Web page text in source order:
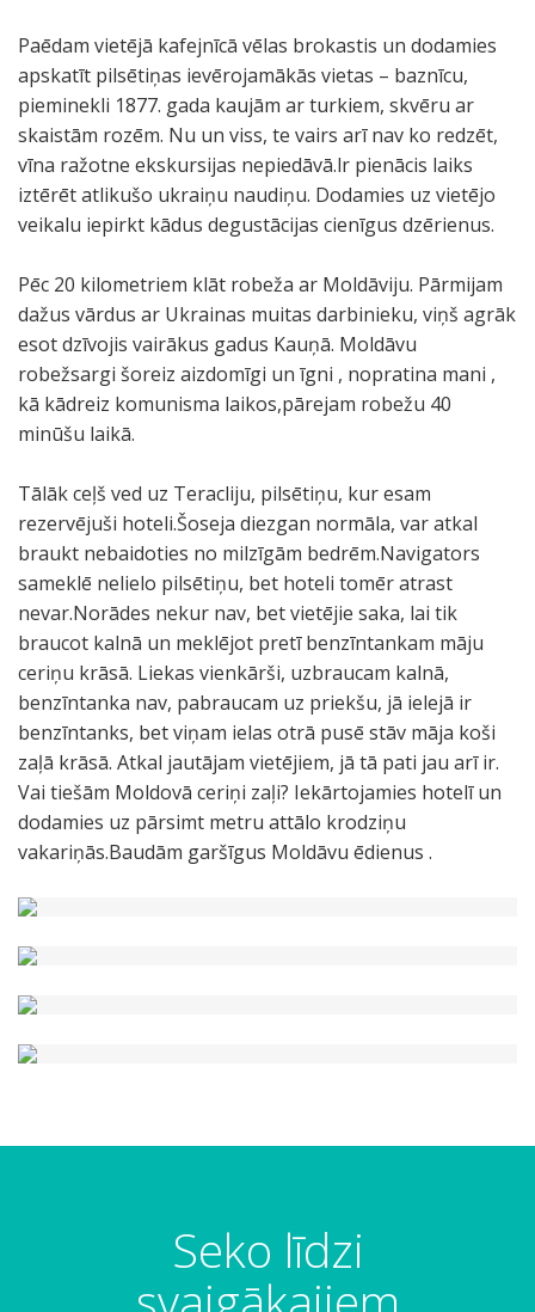
Paēdam vietējā kafejnīcā vēlas brokastis un dodamies
apskatīt pilsētiņas ievērojamākās vietas – baznīcu,
pieminekli 1877. gada kaujām ar turkiem, skvēru ar
skaistām rozēm. Nu un viss, te vairs arī nav ko redzēt,
vīna ražotne ekskursijas nepiedāvā.lr pienācis laiks
iztērēt atlikušo ukraiņu naudiņu. Dodamies uz vietējo
veikalu iepirkt kādus degustācijas cienīgus dzērienus.
Pēc 20 kilometriem klāt robeža ar Moldāviju. Pārmijam
dažus vārdus ar Ukrainas muitas darbinieku, viņš agrāk
esot dzīvojis vairākus gadus Kauņā. Moldāvu
robežsargi šoreiz aizdomīgi un īgni , nopratina mani ,
kā kādreiz komunisma laikos,pārejam robežu 40
minūšu laikā.
Tālāk ceļš ved uz Teracliju, pilsētiņu, kur esam
rezervējuši hoteli.Šoseja diezgan normāla, var atkal
braukt nebaidoties no milzīgām bedrēm.Navigators
sameklē nelielo pilsētiņu, bet hoteli tomēr atrast
nevar.Norādes nekur nav, bet vietējie saka, lai tik
braucot kalnā un meklējot pretī benzīntankam māju
ceriņu krāsā. Liekas vienkārši, uzbraucam kalnā,
benzīntanka nav, pabraucam uz priekšu, jā ielejā ir
benzīntanks, bet viņam ielas otrā pusē stāv māja koši
zaļā krāsā. Atkal jautājam vietējiem, jā tā pati jau arī ir.
Vai tiešām Moldovā ceriņi zaļi? Iekārtojamies hotelī un
dodamies uz pārsimt metru attālo krodziņu
vakariņās.Baudām garšīgus Moldāvu ēdienus .
Seko līdzi